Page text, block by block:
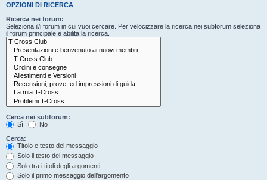
OPZIONI DI RICERCA
Ricerca nei forum:
Seleziona il/i forum in cui vuoi cercare. Per velocizzare la ricerca nei subforum seleziona
il forum principale e abilita la ricerca.
Cerca nei subforum:
Sì
No
Cerca:
Titolo e testo del messaggio
Solo il testo del messaggio
Solo tra i titoli degli argomenti
Solo il primo messaggio dell’argomento